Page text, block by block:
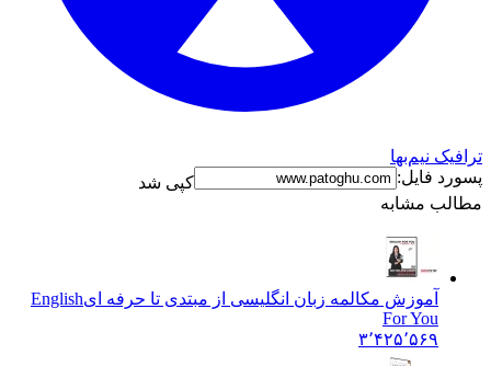
ترافیک نیم‌بها
پسورد فایل:
کپی شد
مطالب مشابه
آموزش مکالمه زبان انگلیسی از مبتدی تا حرفه ایEnglish
For You
۳٬۴۲۵٬۵۶۹